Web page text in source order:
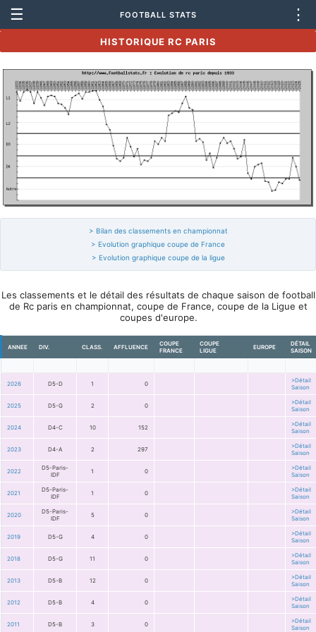
☰ FOOTBALL STATS ⋮
HISTORIQUE RC PARIS
> Bilan des classements en championnat
> Evolution graphique coupe de France
> Evolution graphique coupe de la ligue
Les classements et le détail des résultats de chaque saison de football
de Rc paris en championnat, coupe de France, coupe de la Ligue et
coupes d'europe.
ANNEE DIV. CLASS. AFFLUENCE
COUPE
FRANCE
COUPE
LIGUE
EUROPE
DÉTAIL
SAISON
2026 D5-D 1 0
>Détail
Saison
2025 D5-G 2 0
>Détail
Saison
2024 D4-C 10 152
>Détail
Saison
2023 D4-A 2 297
>Détail
Saison
2022
D5-Paris-
IDF
1 0
>Détail
Saison
2021
D5-Paris-
IDF
1 0
>Détail
Saison
2020
D5-Paris-
IDF
5 0
>Détail
Saison
2019 D5-G 4 0
>Détail
Saison
2018 D5-G 11 0
>Détail
Saison
2013 D5-B 12 0
>Détail
Saison
2012 D5-B 4 0
>Détail
Saison
2011 D5-B 3 0
>Détail
Saison